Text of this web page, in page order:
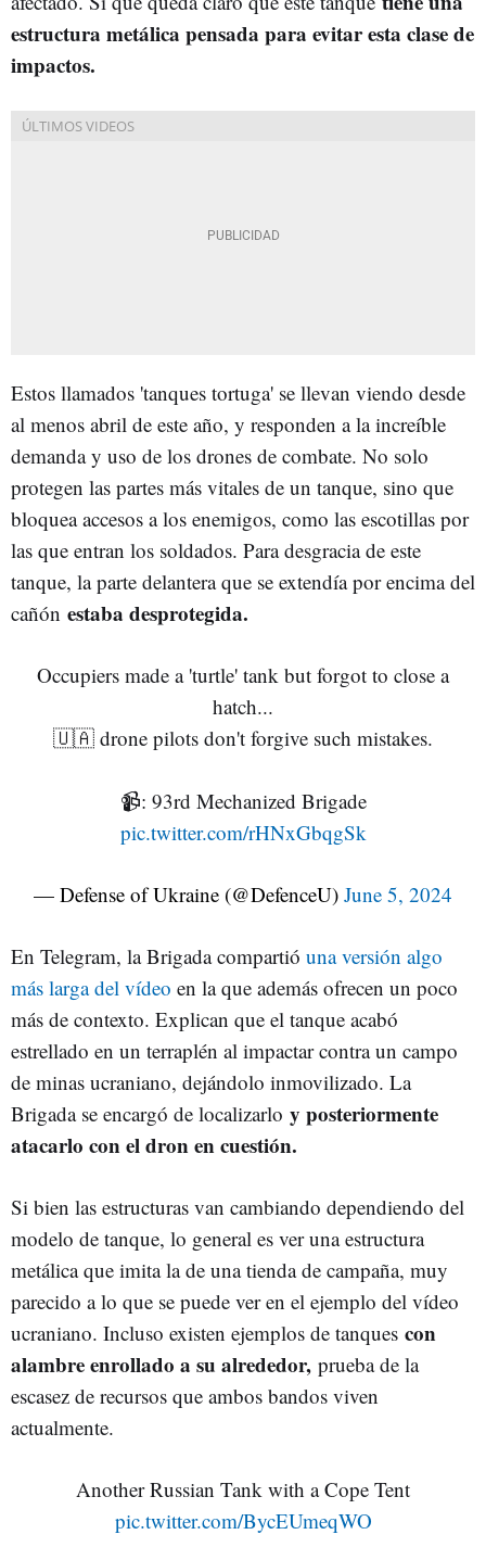
estructura metálica pensada para evitar esta clase de
impactos.
Estos llamados 'tanques tortuga' se llevan viendo desde
al menos abril de este año, y responden a la increíble
demanda y uso de los drones de combate. No solo
protegen las partes más vitales de un tanque, sino que
bloquea accesos a los enemigos, como las escotillas por
las que entran los soldados. Para desgracia de este
tanque, la parte delantera que se extendía por encima del
cañón estaba desprotegida.
Occupiers made a 'turtle' tank but forgot to close a
hatch...
🇺🇦 drone pilots don't forgive such mistakes.
📹: 93rd Mechanized Brigade
pic.twitter.com/rHNxGbqgSk
— Defense of Ukraine (@DefenceU) June 5, 2024
En Telegram, la Brigada compartió una versión algo
más larga del vídeo en la que además ofrecen un poco
más de contexto. Explican que el tanque acabó
estrellado en un terraplén al impactar contra un campo
de minas ucraniano, dejándolo inmovilizado. La
Brigada se encargó de localizarlo y posteriormente
atacarlo con el dron en cuestión.
Si bien las estructuras van cambiando dependiendo del
modelo de tanque, lo general es ver una estructura
metálica que imita la de una tienda de campaña, muy
parecido a lo que se puede ver en el ejemplo del vídeo
ucraniano. Incluso existen ejemplos de tanques con
alambre enrollado a su alrededor, prueba de la
escasez de recursos que ambos bandos viven
actualmente.
Another Russian Tank with a Cope Tent
pic.twitter.com/BycEUmeqWO